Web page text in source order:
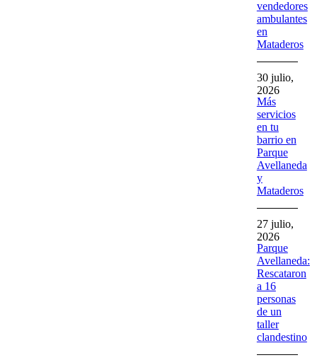
vendedores
ambulantes
en
Mataderos
Más
servicios
en tu
barrio en
Parque
Avellaneda
y
Mataderos
30 julio,
2026
Parque
Avellaneda:
Rescataron
a 16
personas
de un
taller
clandestino
27 julio,
2026